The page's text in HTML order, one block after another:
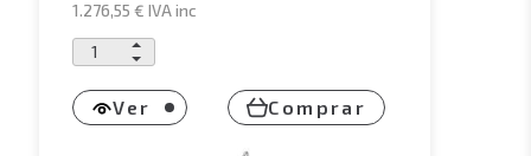
1.276,55 €IVA inc
Ver Comprar